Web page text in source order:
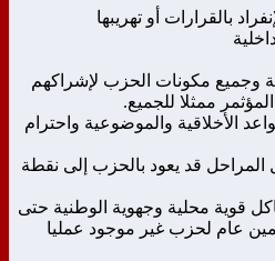
بالقرارات أو تهريبها
وجميع مكونات الحزب لإشراكهم
ممثلا للجميع.
الأخلاقية والموضوعية واحترام
المراحل قد يعود بالحزب إلى نقطة
قوية محلية وجهوية الوطنية حتى
عام لحزب غير موجود عمليا